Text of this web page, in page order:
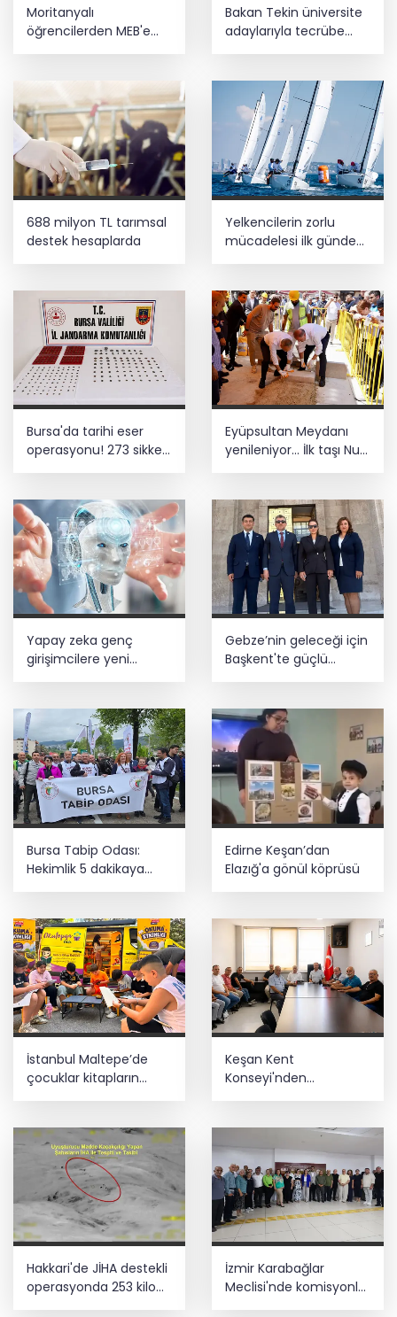
Moritanyalı
öğrencilerden MEB'e
ziyaret
Bakan Tekin üniversite
adaylarıyla tecrübe
paylaştı
688 milyon TL tarımsal
destek hesaplarda
Yelkencilerin zorlu
mücadelesi ilk günde
Bursa'da tarihi eser
operasyonu! 273 sikke
Eyüpsultan Meydanı
yenileniyor... İlk taşı Nuri
Yapay zeka genç
girişimcilere yeni
kapılar açıyor
Gebze’nin geleceği için
Başkent'te güçlü
temaslar
Bursa Tabip Odası:
Hekimlik 5 dakikaya
Edirne Keşan’dan
Elazığ'a gönül köprüsü
İstanbul Maltepe’de
çocuklar kitapların
Keşan Kent
Konseyi'nden
Hakkari'de JİHA destekli
operasyonda 253 kilo
esrar ele geçirildi
İzmir Karabağlar
Meclisi'nde komisyonlar
yeniden şekillendi